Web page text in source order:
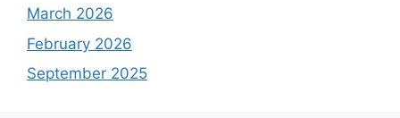
March 2026
February 2026
September 2025